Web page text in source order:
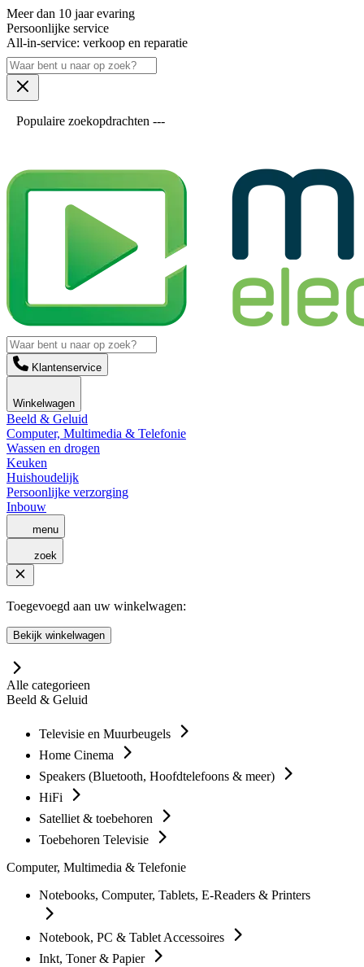
Meer dan 10 jaar evaring
Persoonlijke service
All-in-service: verkoop en reparatie
Populaire zoekopdrachten ---
Klantenservice
Winkelwagen
Beeld & Geluid
Computer, Multimedia & Telefonie
Wassen en drogen
Keuken
Huishoudelijk
Persoonlijke verzorging
Inbouw
menu
zoek
Toegevoegd aan uw winkelwagen:
Bekijk winkelwagen
Alle categorieen
Beeld & Geluid
Televisie en Muurbeugels
Home Cinema
Speakers (Bluetooth, Hoofdtelefoons & meer)
HiFi
Satelliet & toebehoren
Toebehoren Televisie
Computer, Multimedia & Telefonie
Notebooks, Computer, Tablets, E-Readers & Printers
Notebook, PC & Tablet Accessoires
Inkt, Toner & Papier